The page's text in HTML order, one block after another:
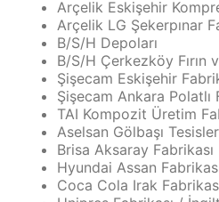
Arçelik Eskişehir
Arçelik LG Şekerpınar
B/S/H Depoları
B/S/H Çerkezköy Fırın
Şişecam Eskişehir
Şişecam Ankara Polatlı
TAI Kompozit Üretim
Aselsan Gölbaşı
Brisa Aksaray Fabrikası
Hyundai Assan
Coca Cola Irak